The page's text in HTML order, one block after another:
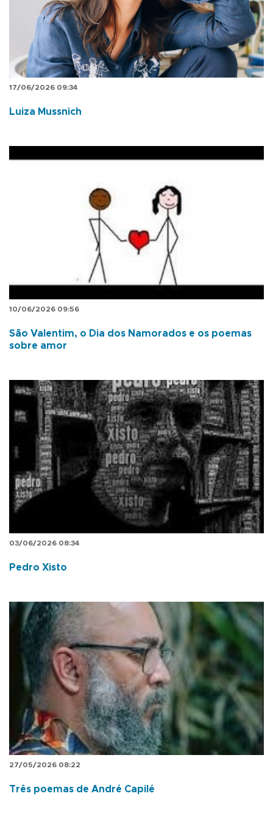
17/06/2026 09:34
Luiza Mussnich
10/06/2026 09:56
São Valentim, o Dia dos Namorados e os poemas
sobre amor
03/06/2026 08:34
Pedro Xisto
27/05/2026 08:22
Três poemas de André Capilé